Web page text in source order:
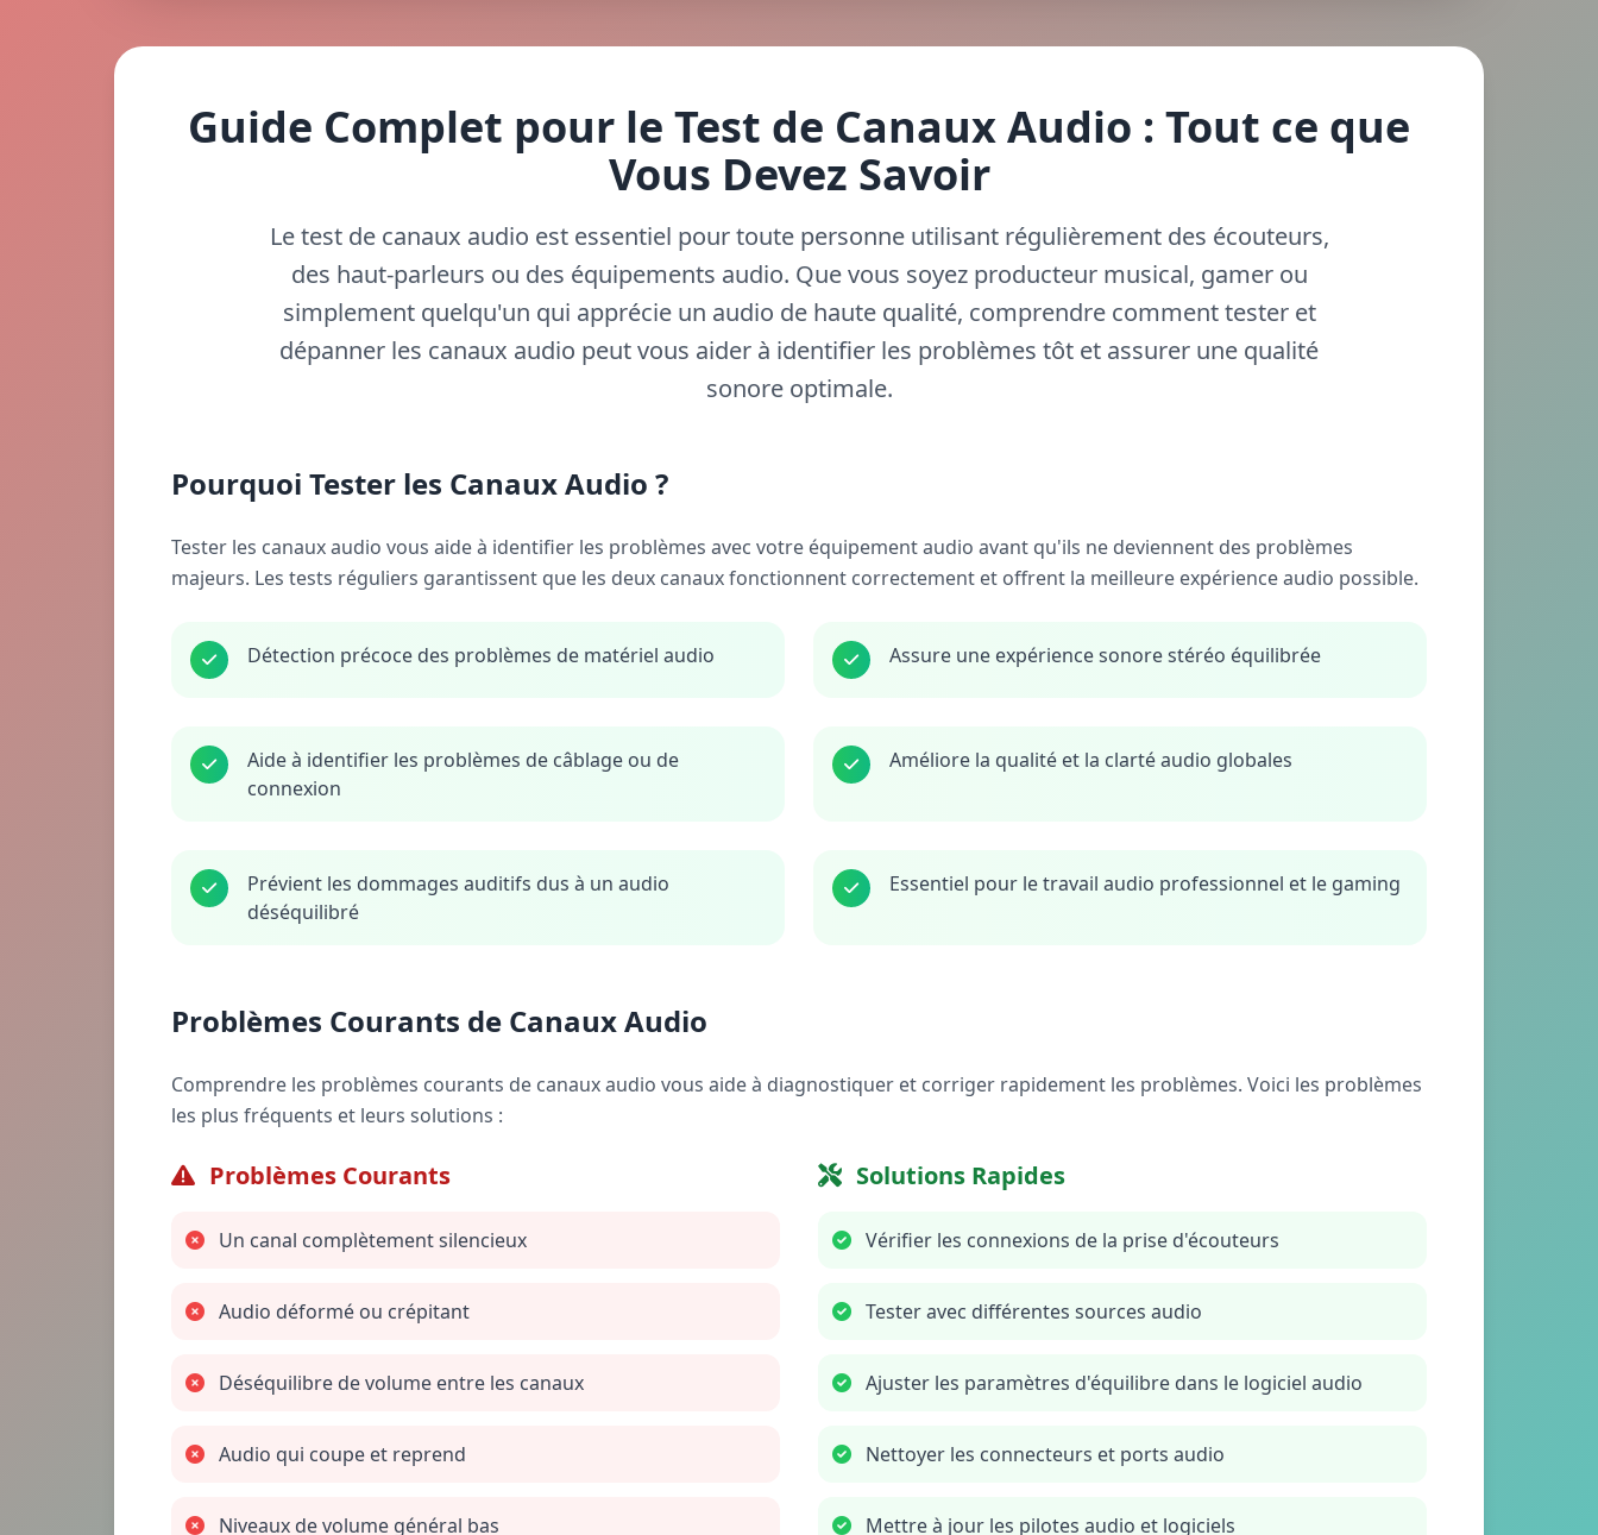
Guide Complet pour le Test de Canaux Audio : Tout ce que
Vous Devez Savoir
Le test de canaux audio est essentiel pour toute personne utilisant régulièrement des écouteurs,
des haut-parleurs ou des équipements audio. Que vous soyez producteur musical, gamer ou
simplement quelqu'un qui apprécie un audio de haute qualité, comprendre comment tester et
dépanner les canaux audio peut vous aider à identifier les problèmes tôt et assurer une qualité
sonore optimale.
Pourquoi Tester les Canaux Audio ?
Tester les canaux audio vous aide à identifier les problèmes avec votre équipement audio avant qu'ils ne deviennent des problèmes
majeurs. Les tests réguliers garantissent que les deux canaux fonctionnent correctement et offrent la meilleure expérience audio possible.
Détection précoce des problèmes de matériel audio Assure une expérience sonore stéréo équilibrée
Aide à identifier les problèmes de câblage ou de
connexion
Améliore la qualité et la clarté audio globales
Prévient les dommages auditifs dus à un audio
déséquilibré
Essentiel pour le travail audio professionnel et le gaming
Problèmes Courants de Canaux Audio
Comprendre les problèmes courants de canaux audio vous aide à diagnostiquer et corriger rapidement les problèmes. Voici les problèmes
les plus fréquents et leurs solutions :
Problèmes Courants
Un canal complètement silencieux
Audio déformé ou crépitant
Déséquilibre de volume entre les canaux
Audio qui coupe et reprend
Niveaux de volume général bas
Solutions Rapides
Vérifier les connexions de la prise d'écouteurs
Tester avec différentes sources audio
Ajuster les paramètres d'équilibre dans le logiciel audio
Nettoyer les connecteurs et ports audio
Mettre à jour les pilotes audio et logiciels